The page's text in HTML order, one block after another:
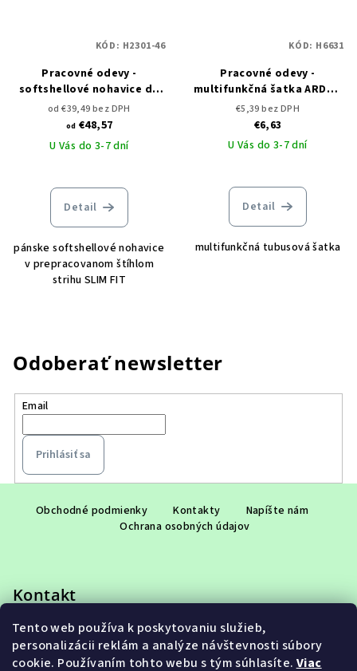
Tento web používa k poskytovaniu služieb,
personalizácii reklám a analýze návštevnosti súbory
cookie. Používaním tohto webu s tým súhlasíte. Viac
Pracovné odevy -
softshellové nohavice do
pása ARDON CREATRON
od €39,49 bez DPH
od €48,57
U Vás do 3-7 dní
Detail
pánske softshellové nohavice
v prepracovanom štíhlom
strihu SLIM FIT
KÓD: H2301-46
Pracovné odevy -
multifunkčná šatka ARDON
CREATRON
€5,39 bez DPH
€6,63
U Vás do 3-7 dní
Detail
multifunkčná tubusová šatka
KÓD: H6631
Odoberať newsletter
Email
Prihlásiť sa
i
Obchodné podmienky Kontakty
Napíšte nám
Ochrana osobných údajov
Kontakt
eshop@adet.sk
+421 948 953 910